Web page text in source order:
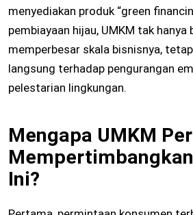
menyediakan produk “green
pembiayaan hijau, UMKM tak hanya
memperbesar skala bisnisnya,
langsung terhadap pengurangan
pelestarian lingkungan.
Mengapa UMKM
Ini?